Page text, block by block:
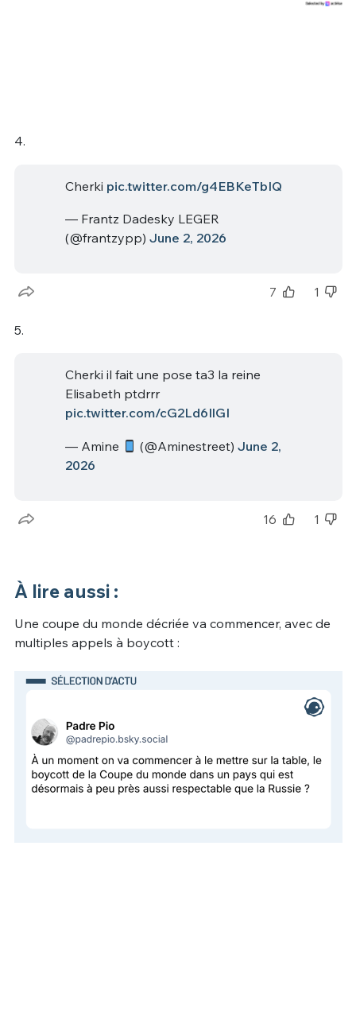
4.
Cherki pic.twitter.com/g4EBKeTbIQ
— Frantz Dadesky LEGER
(@frantzypp) June 2, 2026
7 1
5.
Cherki il fait une pose ta3 la reine
Elisabeth ptdrrr
pic.twitter.com/cG2Ld6IlGI
— Amine (@Aminestreet) June 2,
2026
16 1
À lire aussi :
Une coupe du monde décriée va commencer, avec de
multiples appels à boycott :